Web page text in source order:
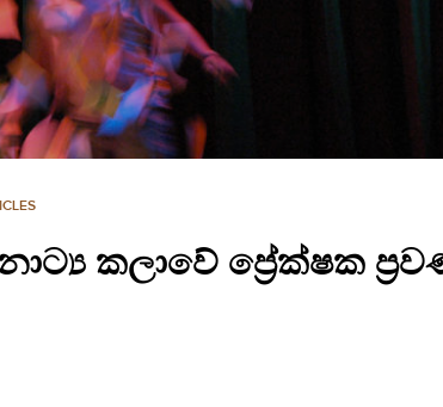
කලාවේ ප්‍රේක්ෂක